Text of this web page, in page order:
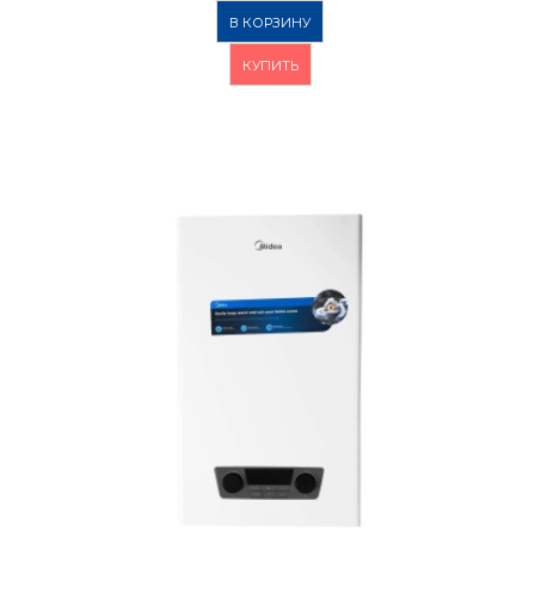
В КОРЗИНУ
КУПИТЬ